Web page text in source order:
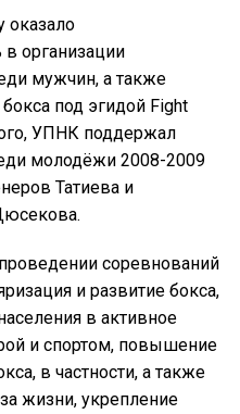
организации
мужчин, а также
под эгидой Fight
УПНК поддержал
молодёжи 2008-2009
Татиева и
соревнований
и развитие бокса,
в активное
и спортом, повышение
в частности, а также
жизни, укрепление